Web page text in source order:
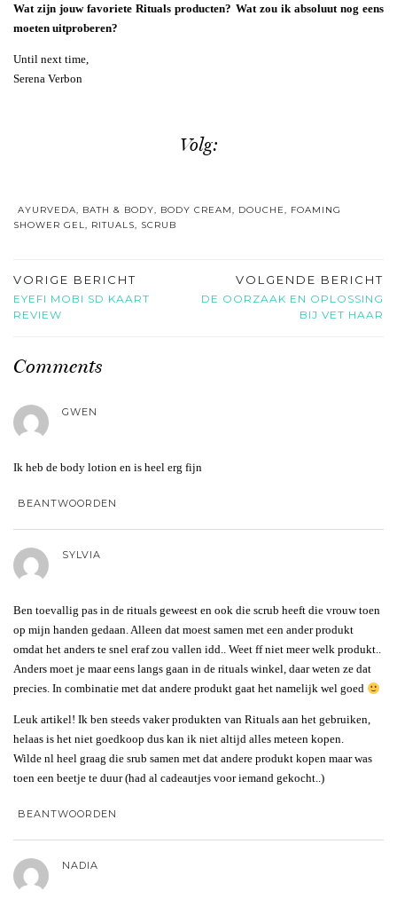
Wat zijn jouw favoriete Rituals producten? Wat zou ik absoluut nog eens
moeten uitproberen?
Until next time,
Serena Verbon
Volg:
AYURVEDA, BATH & BODY, BODY CREAM, DOUCHE, FOAMING
SHOWER GEL, RITUALS, SCRUB
VORIGE BERICHT
EYEFI MOBI SD KAART
REVIEW
VOLGENDE BERICHT
DE OORZAAK EN OPLOSSING
BIJ VET HAAR
Comments
GWEN
Ik heb de body lotion en is heel erg fijn
BEANTWOORDEN
SYLVIA
Ben toevallig pas in de rituals geweest en ook die scrub heeft die vrouw toen
op mijn handen gedaan. Alleen dat moest samen met een ander produkt
omdat het anders te snel eraf zou vallen idd.. Weet ff niet meer welk produkt..
Anders moet je maar eens langs gaan in de rituals winkel, daar weten ze dat
precies. In combinatie met dat andere produkt gaat het namelijk wel goed
Leuk artikel! Ik ben steeds vaker produkten van Rituals aan het gebruiken,
helaas is het niet goedkoop dus kan ik niet altijd alles meteen kopen.
Wilde nl heel graag die srub samen met dat andere produkt kopen maar was
toen een beetje te duur (had al cadeautjes voor iemand gekocht..)
BEANTWOORDEN
NADIA